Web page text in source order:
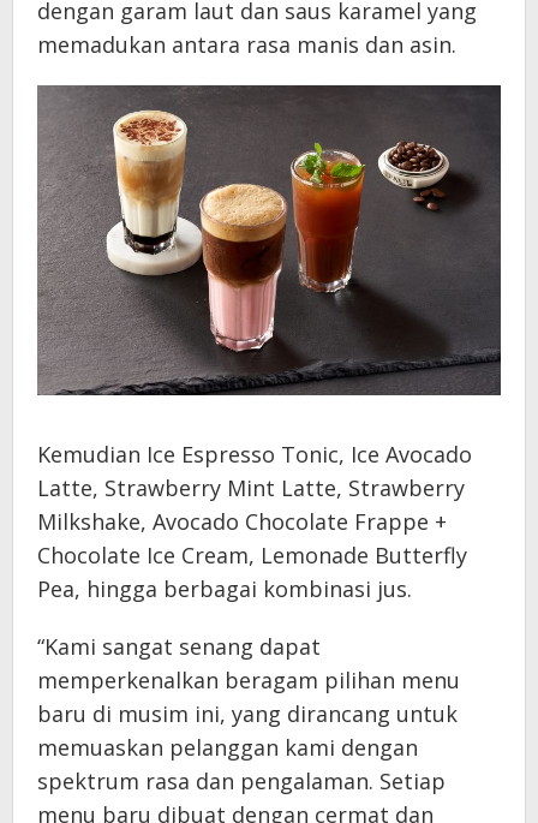
dengan garam laut dan saus karamel yang
memadukan antara rasa manis dan asin.
Kemudian Ice Espresso Tonic, Ice Avocado
Latte, Strawberry Mint Latte, Strawberry
Milkshake, Avocado Chocolate Frappe +
Chocolate Ice Cream, Lemonade Butterfly
Pea, hingga berbagai kombinasi jus.
“Kami sangat senang dapat
memperkenalkan beragam pilihan menu
baru di musim ini, yang dirancang untuk
memuaskan pelanggan kami dengan
spektrum rasa dan pengalaman. Setiap
menu baru dibuat dengan cermat dan